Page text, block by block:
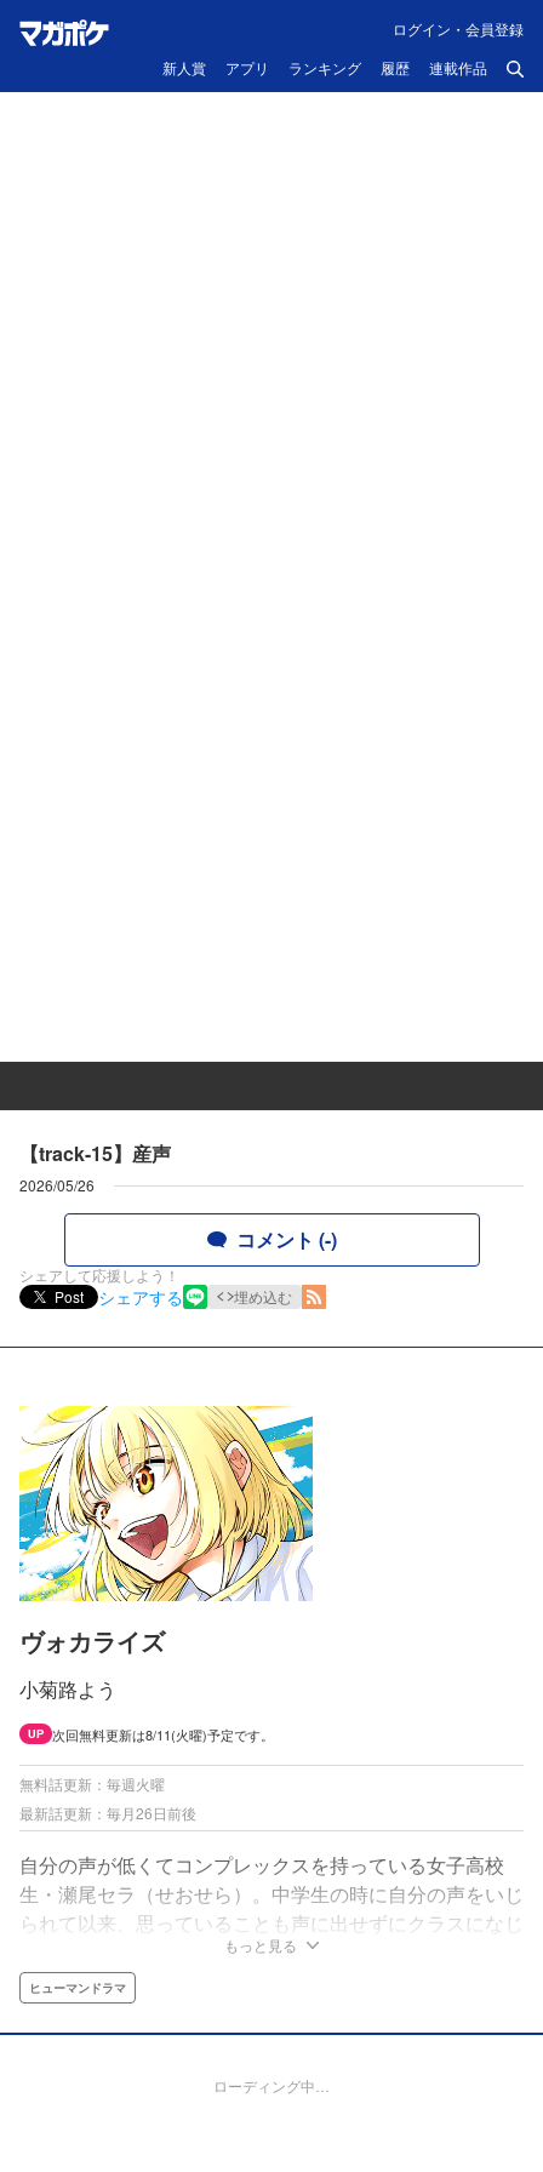
新人賞 アプリ ランキング 履歴 連載作品
ログイン・会員登録
【track-15】産声
2026/05/26
コメント (-)
シェアして応援しよう！
Post
シェアする 埋め込む
ヴォカライズ
小菊路よう
UP 次回無料更新は8/11(火曜)予定です。
無料話更新：毎週火曜
最新話更新：毎月26日前後
自分の声が低くてコンプレックスを持っている女子高校
生・瀬尾セラ（せおせら）。中学生の時に自分の声をいじ
られて以来、思っていることも声に出せずにクラスになじ
めないでいた。そんなセラのクラスには、もう一人まわり
から浮いている男子高校生・鳴上尊（なるかみたつと）が
いた。いつもヘッドホンをしている鳴上も自分と同じ「ぼ
っち」だと思っていたが、昼休みに校舎裏で歌う鳴上の姿
もっと見る
ヒューマンドラマ
ローディング中…